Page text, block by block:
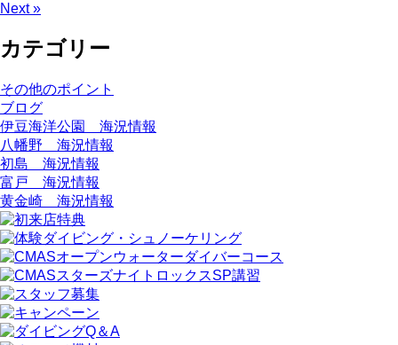
Next »
カテゴリー
その他のポイント
ブログ
伊豆海洋公園 海況情報
八幡野 海況情報
初島 海況情報
富戸 海況情報
黄金崎 海況情報